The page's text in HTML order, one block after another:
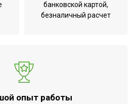
103
включения;Класс
банковской картой,
безналичный расчет
опыт работы